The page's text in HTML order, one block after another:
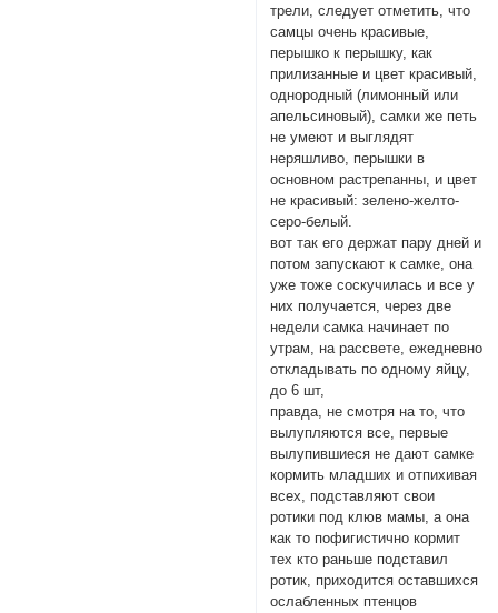
трели, следует отметить, что
самцы очень красивые,
перышко к перышку, как
прилизанные и цвет красивый,
однородный (лимонный или
апельсиновый), самки же петь
не умеют и выглядят
неряшливо, перышки в
основном растрепанны, и цвет
не красивый: зелено-желто-
серо-белый.
вот так его держат пару дней и
потом запускают к самке, она
уже тоже соскучилась и все у
них получается, через две
недели самка начинает по
утрам, на рассвете, ежедневно
откладывать по одному яйцу,
до 6 шт,
правда, не смотря на то, что
вылупляются все, первые
вылупившиеся не дают самке
кормить младших и отпихивая
всех, подставляют свои
ротики под клюв мамы, а она
как то пофигистично кормит
тех кто раньше подставил
ротик, приходится оставшихся
ослабленных птенцов